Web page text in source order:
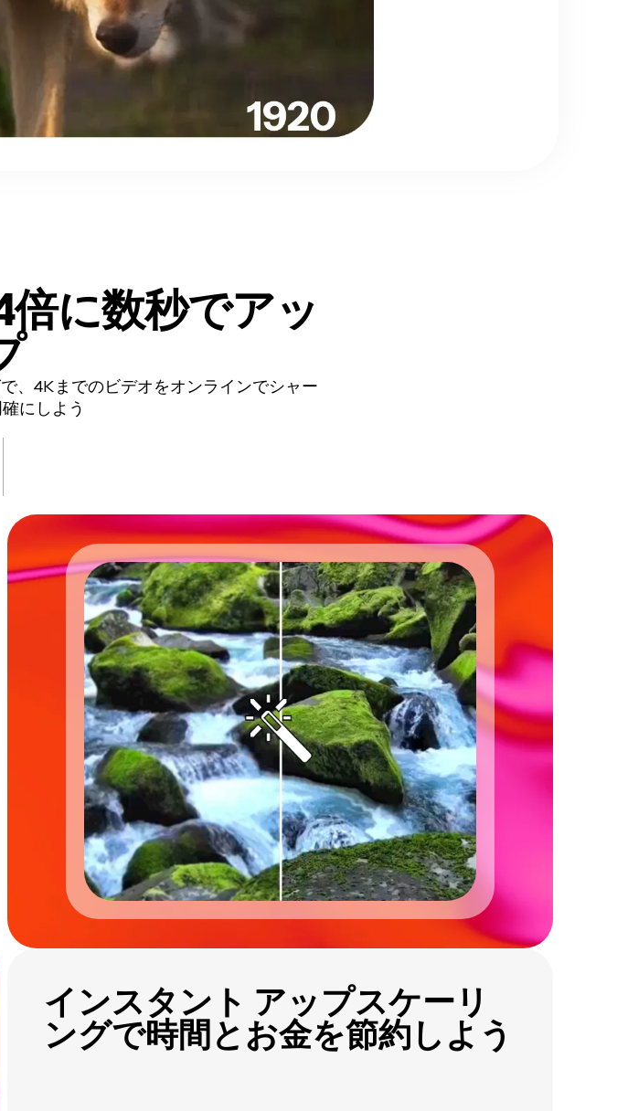
倍に数秒でアッ
、4Kまでのビデオをオンラインでシャー
にしよう
インスタント アップスケーリ
ングで時間とお金を節約しよう